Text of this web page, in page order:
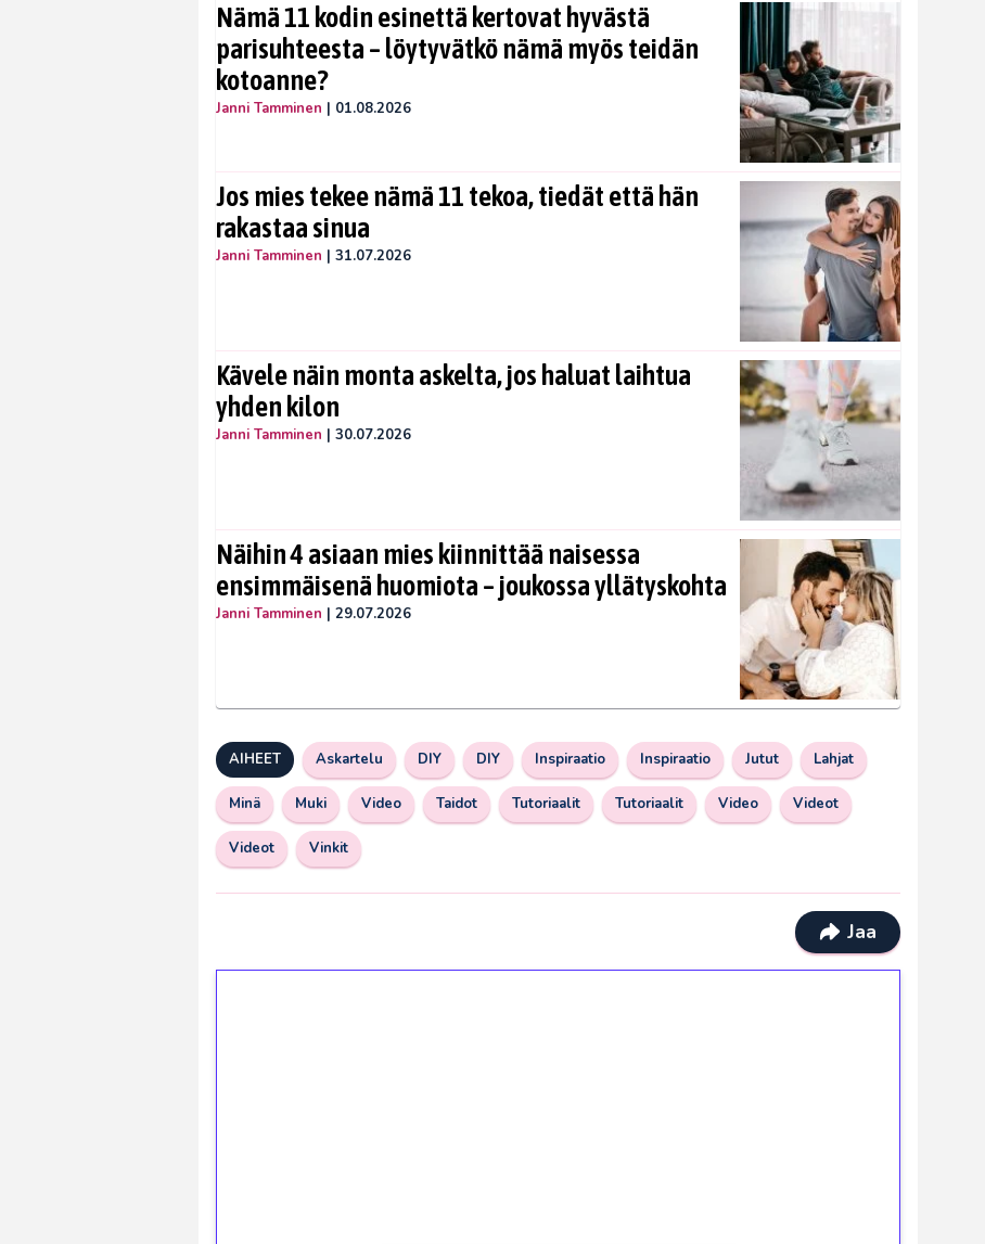
Nämä 11 kodin esinettä kertovat hyvästä
parisuhteesta – löytyvätkö nämä myös teidän
kotoanne?
Janni Tamminen | 01.08.2026
Jos mies tekee nämä 11 tekoa, tiedät että hän
rakastaa sinua
Janni Tamminen | 31.07.2026
Kävele näin monta askelta, jos haluat laihtua
yhden kilon
Janni Tamminen | 30.07.2026
Näihin 4 asiaan mies kiinnittää naisessa
ensimmäisenä huomiota – joukossa yllätyskohta
Janni Tamminen | 29.07.2026
AIHEET Askartelu DIY DIY Inspiraatio Inspiraatio Jutut Lahjat
Minä Muki Video Taidot Tutoriaalit Tutoriaalit Video Videot
Videot Vinkit
Jaa